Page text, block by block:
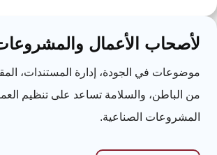
لأصحاب الأعمال
موضوعات في الجودة، إدارة المستندات،
من الباطن، والسلامة تساعد على تنظيم
المشروعات الصناعية.